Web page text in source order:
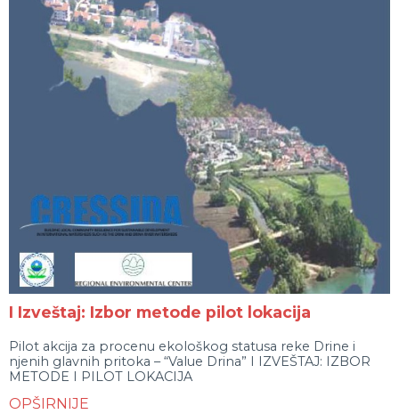
I Izveštaj: Izbor metode pilot lokacija
Pilot akcija za procenu ekološkog statusa reke Drine i
njenih glavnih pritoka – “Value Drina” I IZVEŠTAJ: IZBOR
METODE I PILOT LOKACIJA
OPŠIRNIJE